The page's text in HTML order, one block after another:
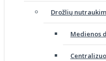
Drožlių
Medienos